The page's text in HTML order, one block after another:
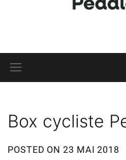
Box cycliste
POSTED ON23 MAI 2018